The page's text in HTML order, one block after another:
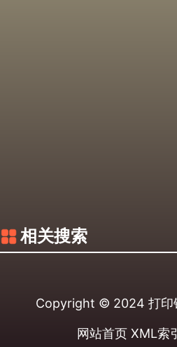
相关搜索
Copyright © 2024 打印
网站首页 XML索引